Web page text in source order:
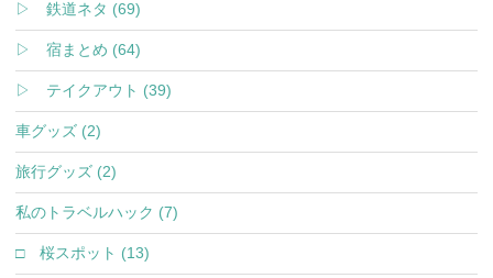
▷ 鉄道ネタ (69)
▷ 宿まとめ (64)
▷ テイクアウト (39)
車グッズ (2)
旅行グッズ (2)
私のトラベルハック (7)
□ 桜スポット (13)